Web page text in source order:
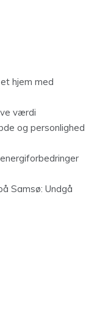
hjem med
værdi
og personlighed
Samsø: Undgå